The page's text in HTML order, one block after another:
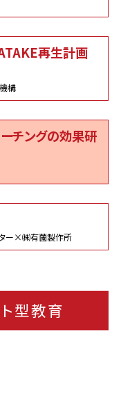
再生計画
構
チングの効果研
ー×㈱有薗製作所
型教育